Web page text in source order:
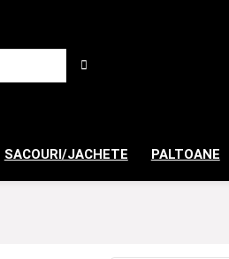
SACOURI/JACHETE PALTOANE